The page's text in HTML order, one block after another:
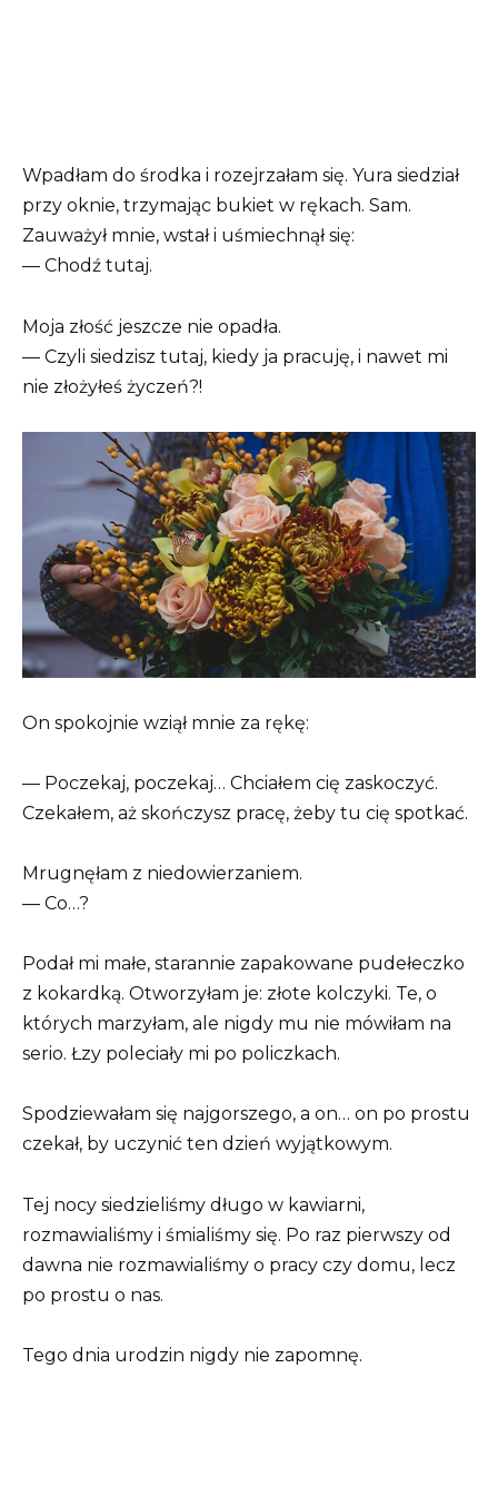
Wpadłam do środka i rozejrzałam się. Yura siedział
przy oknie, trzymając bukiet w rękach. Sam.
Zauważył mnie, wstał i uśmiechnął się:
— Chodź tutaj.
Moja złość jeszcze nie opadła.
— Czyli siedzisz tutaj, kiedy ja pracuję, i nawet mi
nie złożyłeś życzeń?!
On spokojnie wziął mnie za rękę:
— Poczekaj, poczekaj… Chciałem cię zaskoczyć.
Czekałem, aż skończysz pracę, żeby tu cię spotkać.
Mrugnęłam z niedowierzaniem.
— Co…?
Podał mi małe, starannie zapakowane pudełeczko
z kokardką. Otworzyłam je: złote kolczyki. Te, o
których marzyłam, ale nigdy mu nie mówiłam na
serio. Łzy poleciały mi po policzkach.
Spodziewałam się najgorszego, a on… on po prostu
czekał, by uczynić ten dzień wyjątkowym.
Tej nocy siedzieliśmy długo w kawiarni,
rozmawialiśmy i śmialiśmy się. Po raz pierwszy od
dawna nie rozmawialiśmy o pracy czy domu, lecz
po prostu o nas.
Tego dnia urodzin nigdy nie zapomnę.